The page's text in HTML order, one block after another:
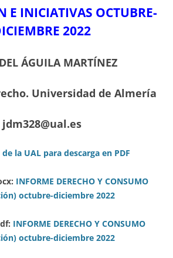
E INICIATIVAS OCTUBRE-
2022
ÁGUILA MARTÍNEZ
Universidad de Almería
jdm328@ual.es
la UAL para descarga en PDF
INFORME DERECHO Y CONSUMO
octubre-diciembre 2022
INFORME DERECHO Y CONSUMO
octubre-diciembre 2022